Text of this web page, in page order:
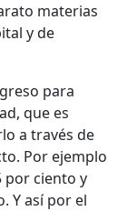
materias
y de
para
que es
a través de
Por ejemplo
por ciento y
Y así por el